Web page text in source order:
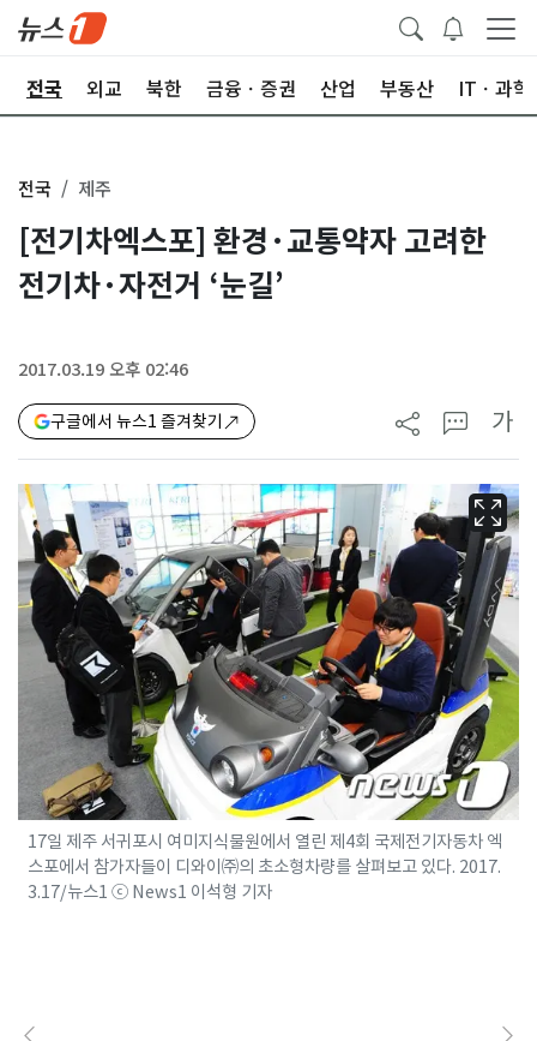
전국 외교 북한 금융ㆍ증권 산업 부동산 ITㆍ과학
전국 제주
[전기차엑스포] 환경·교통약자 고려한
전기차·자전거 ‘눈길’
2017.03.19 오후 02:46
구글에서 뉴스1 즐겨찾기 가
17일 제주 서귀포시 여미지식물원에서 열린 제4회 국제전기자동차 엑
스포에서 참가자들이 디와이㈜의 초소형차량를 살펴보고 있다. 2017.
3.17/뉴스1 ⓒ News1 이석형 기자